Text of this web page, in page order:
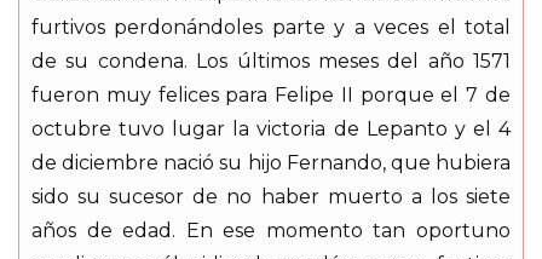
furtivos perdonándoles parte y a veces el total
de su condena. Los últimos meses del año 1571
fueron muy felices para Felipe II porque el 7 de
octubre tuvo lugar la victoria de Lepanto y el 4
de diciembre nació su hijo Fernando, que hubiera
sido su sucesor de no haber muerto a los siete
años de edad. En ese momento tan oportuno